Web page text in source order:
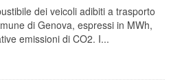
dei veicoli adibiti a trasporto
di Genova, espressi in MWh,
emissioni di CO2. I...